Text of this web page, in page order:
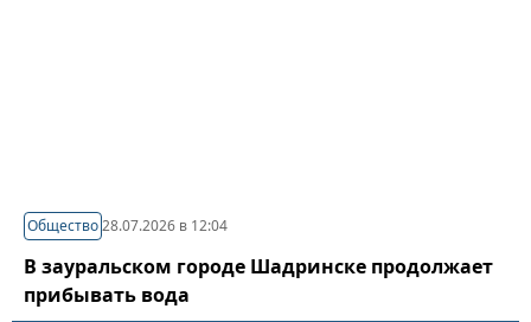
Общество28.07.2026 в 12:04
В зауральском городе Шадринске продолжает
прибывать вода